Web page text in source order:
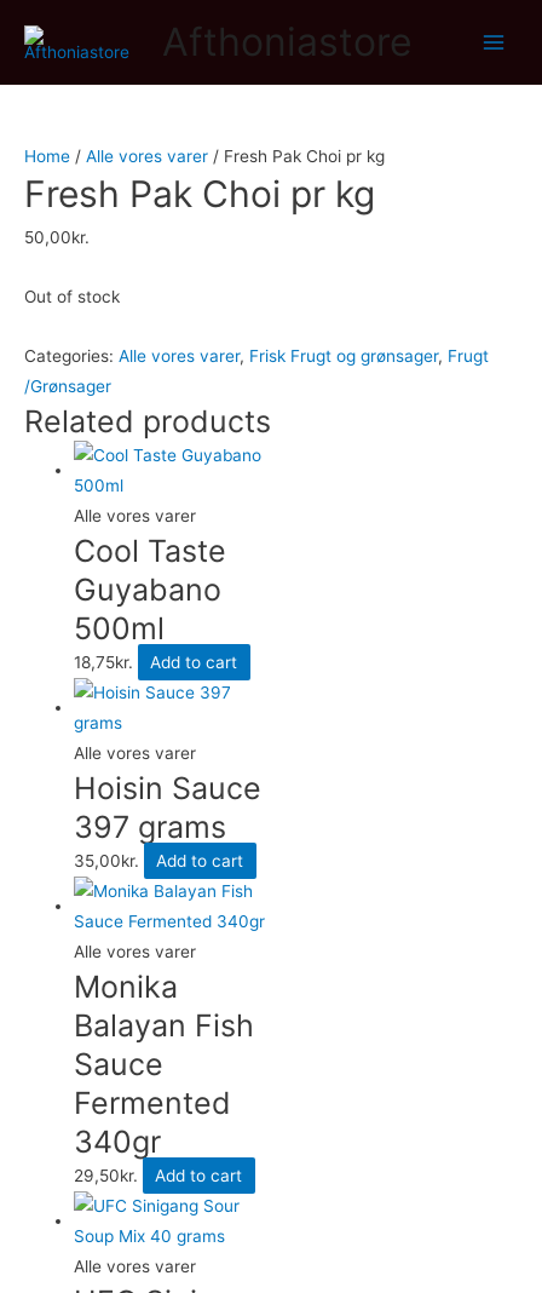
Afthoniastore
Home / Alle vores varer / Fresh Pak Choi pr kg
Fresh Pak Choi pr kg
50,00kr.
Out of stock
Categories: Alle vores varer, Frisk Frugt og grønsager, Frugt
/Grønsager
Related products
Alle vores varer
Cool Taste
Guyabano
500ml
18,75kr. Add to cart
Alle vores varer
Hoisin Sauce
397 grams
35,00kr. Add to cart
Alle vores varer
Monika
Balayan Fish
Sauce
Fermented
340gr
29,50kr. Add to cart
Alle vores varer